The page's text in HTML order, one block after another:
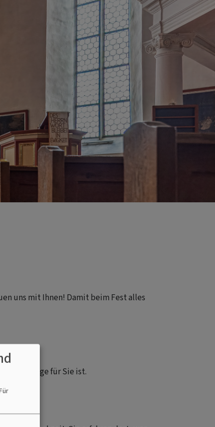
uns mit Ihnen! Damit beim Fest alles
das Richtige für Sie ist.